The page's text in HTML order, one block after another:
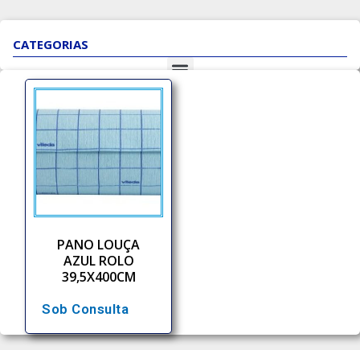
CATEGORIAS
PANO LOUÇA
AZUL ROLO
39,5X400CM
Sob Consulta